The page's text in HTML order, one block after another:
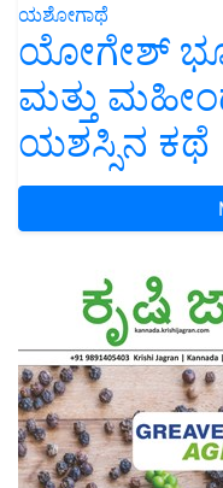
ಯಶೋಗಾಥೆ
ಯೋಗೇಶ್
ಮತ್ತು
ಯಶಸ್ಸಿನ ಕಥೆ